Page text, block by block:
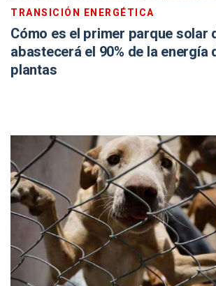
TRANSICIÓN ENERGÉTICA
Cómo es el primer parque solar
abastecerá el 90% de la energía
plantas